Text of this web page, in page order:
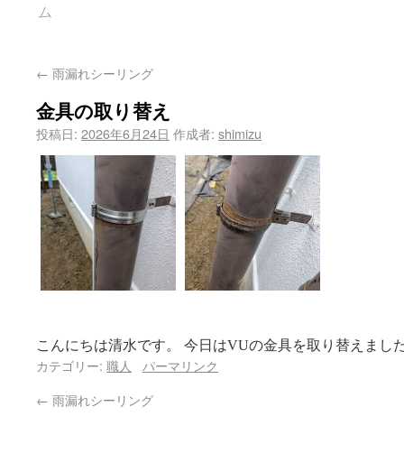
ム
← 雨漏れシーリング
金具の取り替え
投稿日: 2026年6月24日 作成者: shimizu
こんにちは清水です。 今日はVUの金具を取り替えまし
カテゴリー: 職人
パーマリンク
← 雨漏れシーリング